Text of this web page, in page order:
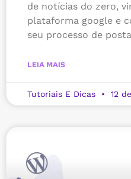
de notícias do zero,
plataforma google e
seu processo de
LEIA MAIS
Tutoriais E Dicas 12